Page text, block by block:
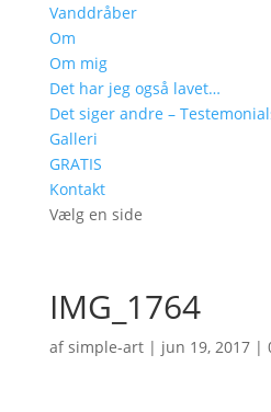
Vanddråber
Om
Om mig
Det har jeg også lavet…
Det siger andre –
Galleri
GRATIS
Kontakt
Vælg en side
IMG_1764
afsimple-art| jun 19, 2017|